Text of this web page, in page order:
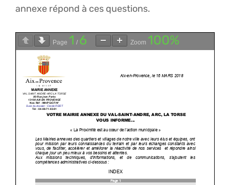
annexe répond à ces questions.
Page 1 / 6 Zoom 100%